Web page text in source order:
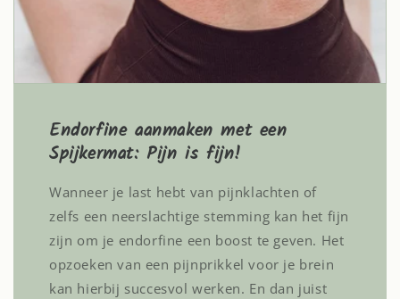
Endorfine aanmaken met een
Spijkermat: Pijn is fijn!
Wanneer je last hebt van pijnklachten of
zelfs een neerslachtige stemming kan het fijn
zijn om je endorfine een boost te geven. Het
opzoeken van een pijnprikkel voor je brein
kan hierbij succesvol werken. En dan juist